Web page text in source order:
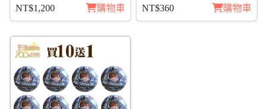
NT$1,200 購物車
NT$360
購物車